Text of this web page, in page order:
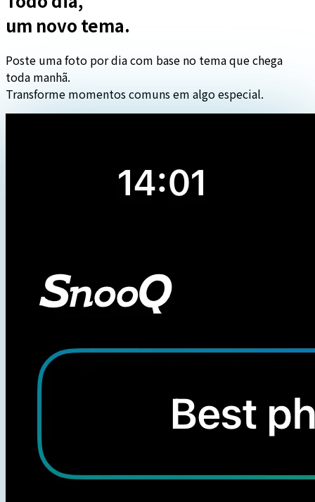
um novo tema.
Poste uma foto por dia com base no tema que chega
toda manhã.
Transforme momentos comuns em algo especial.